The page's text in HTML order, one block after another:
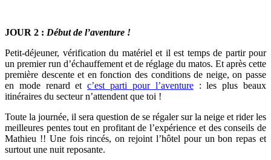
JOUR 2 : Début de l’aventure !
Petit-déjeuner, vérification du matériel et il est temps de partir pour
un premier run d’échauffement et de réglage du matos. Et après cette
première descente et en fonction des conditions de neige, on passe
en mode renard etc’est parti pour l’aventure: les plus beaux
itinéraires du secteur n’attendent que toi !
Toute la journée, il sera question de se régaler sur la neige et rider les
meilleures pentes tout en profitant de l’expérience et des conseils de
Mathieu !! Une fois rincés, on rejoint l’hôtel pour un bon repas et
surtout une nuit reposante.